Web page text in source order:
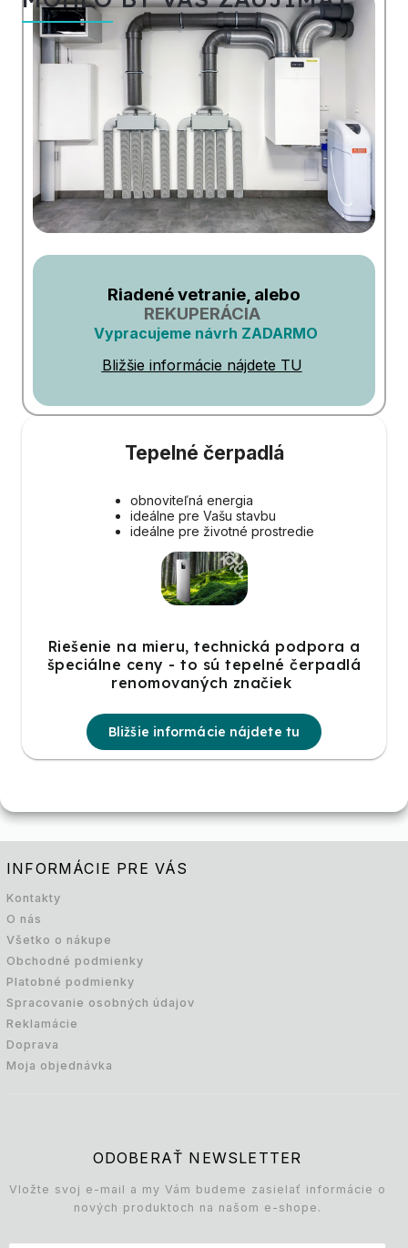
Riadené vetranie, alebo
REKUPERÁCIA
Vypracujeme návrh ZADARMO
Bližšie informácie nájdete TU
Tepelné čerpadlá
obnoviteľná energia
ideálne pre Vašu stavbu
ideálne pre životné prostredie
Riešenie na mieru, technická podpora a
špeciálne ceny - to sú tepelné čerpadlá
renomovaných značiek
Bližšie informácie nájdete tu
INFORMÁCIE PRE VÁS
Kontakty
O nás
Všetko o nákupe
Obchodné podmienky
Platobné podmienky
Spracovanie osobných údajov
Reklamácie
Doprava
Moja objednávka
ODOBERAŤ NEWSLETTER
Vložte svoj e-mail a my Vám budeme zasielať informácie o
nových produktoch na našom e-shope.